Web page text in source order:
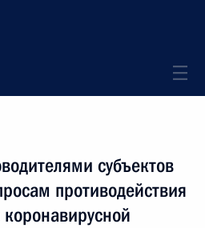
субъектов
противодействия